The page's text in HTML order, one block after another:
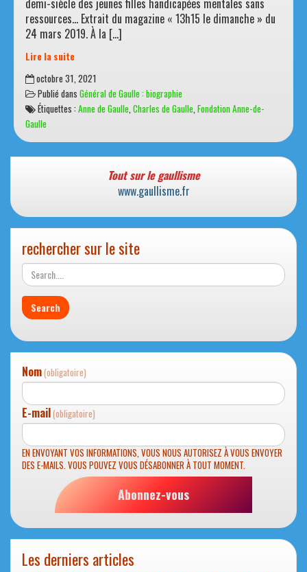
ressources… Extrait du magazine « 13h15 le dimanche » du
24 mars 2019. À la […]
Lire la suite
Yvonne
et
Charles
de
Gaulle
font
à
de
garder
avec
eux
Anne,
fille
trisomique
octobre 31, 2021
Publié dans Général de Gaulle : biographie
Étiquettes :Anne de Gaulle Charles de Gaulle Fondation Anne-de-
Gaulle
Tout sur le gaullisme
www.gaullisme.fr
rechercher sur le site
Nom(obligatoire)
E-mail(obligatoire)
EN ENVOYANT VOS INFORMATIONS, VOUS NOUS AUTORISEZ À VOUS ENVOYER
DES E-MAILS. VOUS POUVEZ VOUS DÉSABONNER À TOUT MOMENT.
Abonnez-vous
Les derniers articles